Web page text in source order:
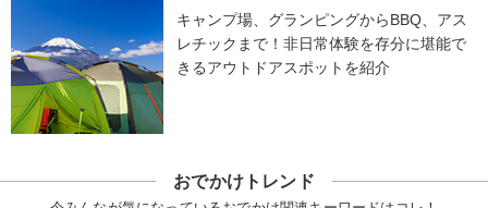
キャンプ場、グランピングからBBQ、アス
レチックまで！非日常体験を存分に堪能で
きるアウトドアスポットを紹介
おでかけトレンド